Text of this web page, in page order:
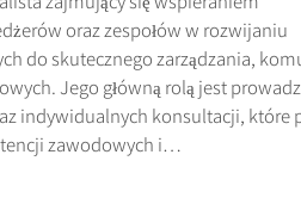
oraz zespołów w rozwijaniu
do skutecznego zarządzania,
Jego główną rolą jest
indywidualnych konsultacji, które
zawodowych i…